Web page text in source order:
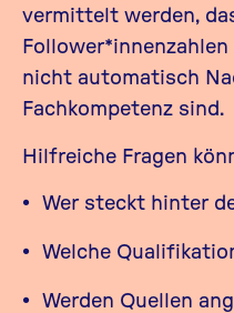
vermittelt werden,
nicht automatisch
Fachkompetenz sind.
Hilfreiche Fragen
Wer steckt hinter
Welche
Werden Quellen